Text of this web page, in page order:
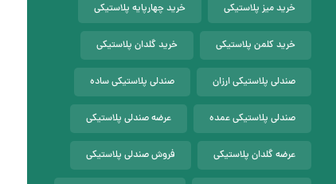
خرید میز پلاستیکی خرید چهارپایه پلاستیکی
خرید کلمن پلاستیکی خرید گلدان پلاستیکی
صندلی پلاستیکی ارزان صندلی پلاستیکی ساده
صندلی پلاستیکی عمده عرضه صندلی پلاستیکی
عرضه گلدان پلاستیکی فروش صندلی پلاستیکی